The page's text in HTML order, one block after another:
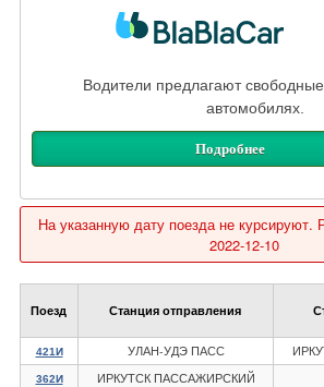
Водители предлагают
автомобилях.
Подробнее
На указанную дату поезда не курсируют.
2022-12-10
Поезд Станция отправления
421И УЛАН-УДЭ ПАСС
362И ИРКУТСК ПАССАЖИРСКИЙ